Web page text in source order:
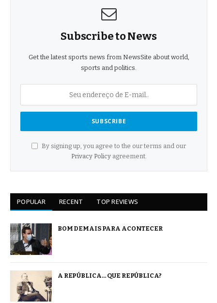
Subscribe to News
Get the latest sports news from NewsSite about world,
sports and politics.
By signing up, you agree to the our terms and our
Privacy Policyagreement.
POPULAR RECENT TOP REVIEWS
BOM DEMAIS PARA ACONTECER
A REPÚBLICA… QUE REPÚBLICA?